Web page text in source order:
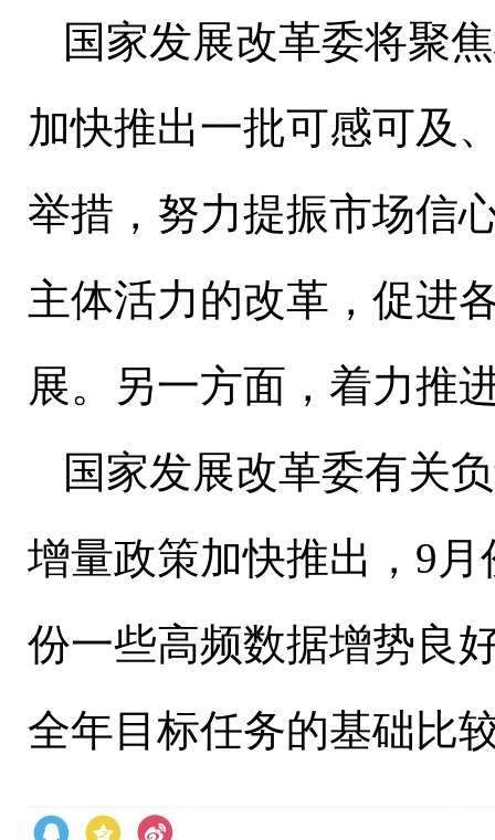
国家发展改革委将聚
加快推出一批可感可及
举措，努力提振市场信
主体活力的改革，促进
展。另一方面，着力推
国家发展改革委有关
增量政策加快推出， 9
份一些高频数据增势良
全年目标任务的基础比